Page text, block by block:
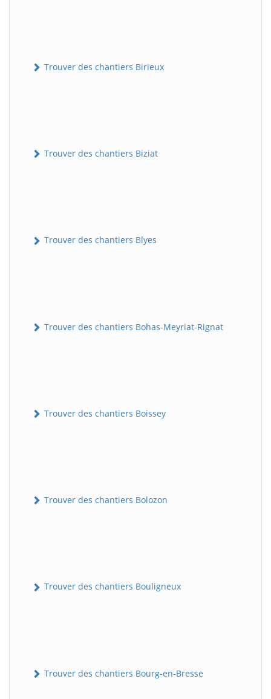
Trouver des chantiers Birieux
Trouver des chantiers Biziat
Trouver des chantiers Blyes
Trouver des chantiers Bohas-Meyriat-Rignat
Trouver des chantiers Boissey
Trouver des chantiers Bolozon
Trouver des chantiers Bouligneux
Trouver des chantiers Bourg-en-Bresse